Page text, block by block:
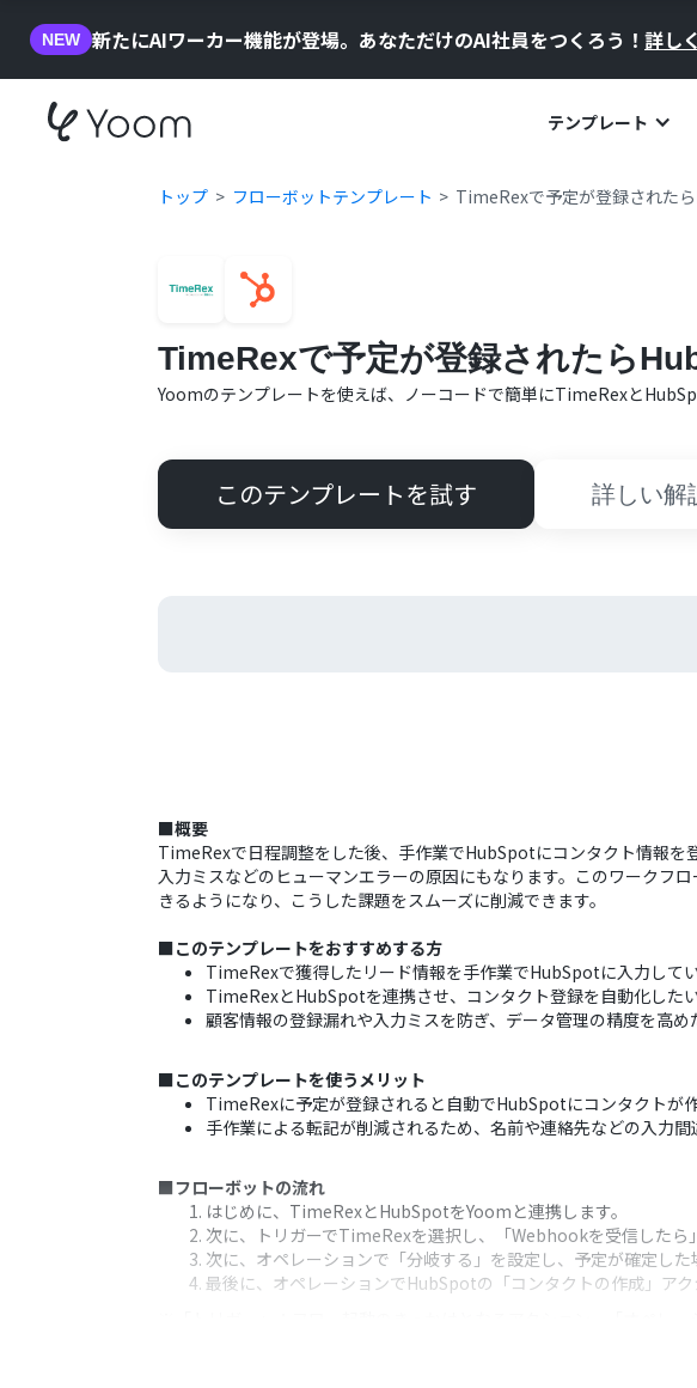
NEW 新たにAIワーカー機能が登場。あなただけのAI社員をつくろう！ 詳し
テンプレート
トップ フローボットテンプレート TimeRexで予定が登録された
TimeRexで予定が登録されたら
Yoomのテンプレートを使えば、ノーコードで簡単にTimeRexと
このテンプレートを試す 詳しい解
■概要
TimeRexで日程調整をした後、手作業でHubSpotにコンタクト情報を
入力ミスなどのヒューマンエラーの原因にもなります。このワーク
きるようになり、こうした課題をスムーズに削減できます。
■このテンプレートをおすすめする方
TimeRexで獲得したリード情報を手作業でHubSpotに入力して
TimeRexとHubSpotを連携させ、コンタクト登録を自動化した
顧客情報の登録漏れや入力ミスを防ぎ、データ管理の精度を高め
■このテンプレートを使うメリット
TimeRexに予定が登録されると自動でHubSpotにコンタクトが
手作業による転記が削減されるため、名前や連絡先などの入力間
■フローボットの流れ
はじめに、TimeRexとHubSpotをYoomと連携します。
次に、トリガーでTimeRexを選択し、「Webhookを受信したら
次に、オペレーションで「分岐する」を設定し、予定が確定し
最後に、オペレーションでHubSpotの「コンタクトの作成」ア